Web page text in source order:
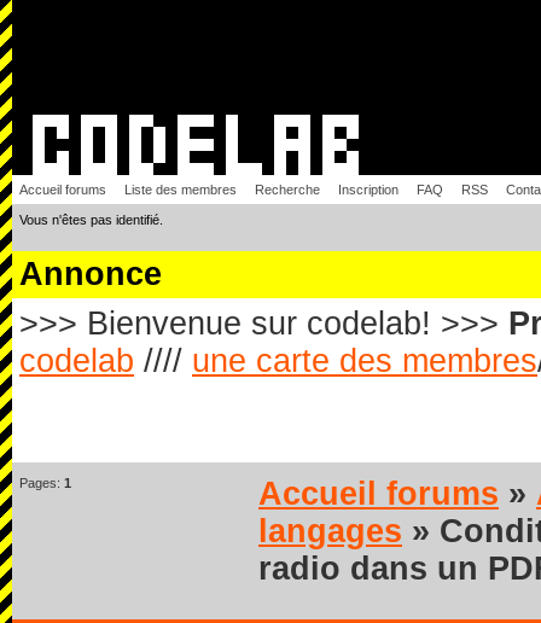
Accueil forums Liste des membres Recherche Inscription FAQ RSS
Vous n'êtes pas identifié.
Annonce
>>> Bienvenue sur codelab! >>>
codelab //// une carte des membres
Pages: 1 Accueil forums »
langages »
radio dans un